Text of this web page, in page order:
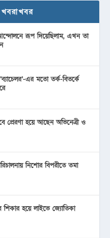
খবরাখবর
রূপ দিয়েছিলাম, এখন তা
এর মতো তর্ক-বিতর্কে
প্রেরণা হয়ে আছেন অভিনেত্রী ও
নিশোর বিপরীতে তমা
শিকার হয়ে লাইভে জ্যোতিকা